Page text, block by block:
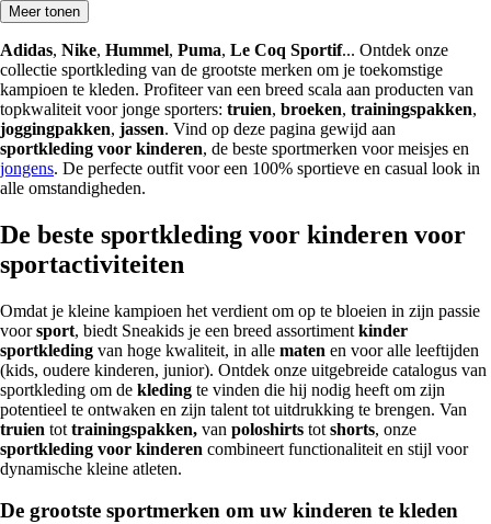
Meer tonen
Adidas, Nike, Hummel, Puma, Le Coq Sportif... Ontdek onze
collectie sportkleding van de grootste merken om je toekomstige
kampioen te kleden. Profiteer van een breed scala aan producten van
topkwaliteit voor jonge sporters: truien, broeken, trainingspakken,
joggingpakken, jassen. Vind op deze pagina gewijd aan
sportkleding voor kinderen, de beste sportmerken voor meisjes en
jongens. De perfecte outfit voor een 100% sportieve en casual look in
alle omstandigheden.
De beste sportkleding voor kinderen voor
sportactiviteiten
Omdat je kleine kampioen het verdient om op te bloeien in zijn passie
voorsport, biedt Sneakids je een breed assortiment kinder
sportkleding van hoge kwaliteit, in alle maten en voor alle leeftijden
(kids, oudere kinderen, junior). Ontdek onze uitgebreide catalogus van
sportkleding om de kleding te vinden die hij nodig heeft om zijn
potentieel te ontwaken en zijn talent tot uitdrukking te brengen. Van
truien tot trainingspakken, van poloshirts tot shorts, onze
sportkleding voor kinderen combineert functionaliteit en stijl voor
dynamische kleine atleten.
De grootste sportmerken om uw kinderen te kleden